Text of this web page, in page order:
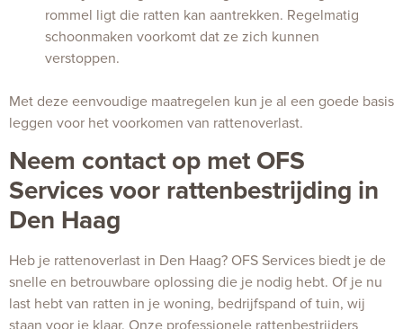
rommel ligt die ratten kan aantrekken. Regelmatig
schoonmaken voorkomt dat ze zich kunnen
verstoppen.
Met deze eenvoudige maatregelen kun je al een goede basis
leggen voor het voorkomen van rattenoverlast.
Neem contact op met OFS
Services voor rattenbestrijding in
Den Haag
Heb je rattenoverlast in Den Haag? OFS Services biedt je de
snelle en betrouwbare oplossing die je nodig hebt. Of je nu
last hebt van ratten in je woning, bedrijfspand of tuin, wij